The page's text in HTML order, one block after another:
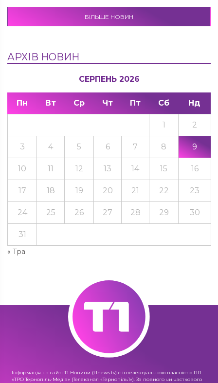
БІЛЬШЕ НОВИН
АРХІВ НОВИН
СЕРПЕНЬ 2026
Пн Вт Ср Чт Пт Сб Нд
« Тра
1 2
3 4 5 6 7 8 9
10 11 12 13 14 15 16
17 18 19 20 21 22 23
24 25 26 27 28 29 30
31
Інформація на сайті Т1 Новини (t1news.tv) є інтелектуальною власністю ПП
«ТРО Тернопіль-Медіа» (Телеканал «Тернопіль1»). За повного чи часткового